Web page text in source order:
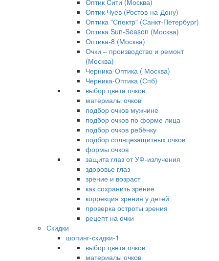
Оптик Сити (Москва)
Оптик Чуев (Ростов-на-Дону)
Оптика "Спектр" (Санкт-Петербург)
Оптика Sun-Season (Москва)
Оптика-8 (Москва)
Очки – производство и ремонт
(Москва)
Черника-Оптика ( Москва)
Черника-Оптика (Спб)
выбор цвета очков
материалы очков
подбор очков мужчине
подбор очков по форме лица
подбор очков ребёнку
подбор солнцезащитных очков
формы очков
защита глаз от УФ-излучения
здоровье глаз
зрение и возраст
как сохранить зрение
коррекция зрения у детей
проверка остроты зрения
рецепт на очки
Скидки
шопинг-скидки-1
выбор цвета очков
материалы очков